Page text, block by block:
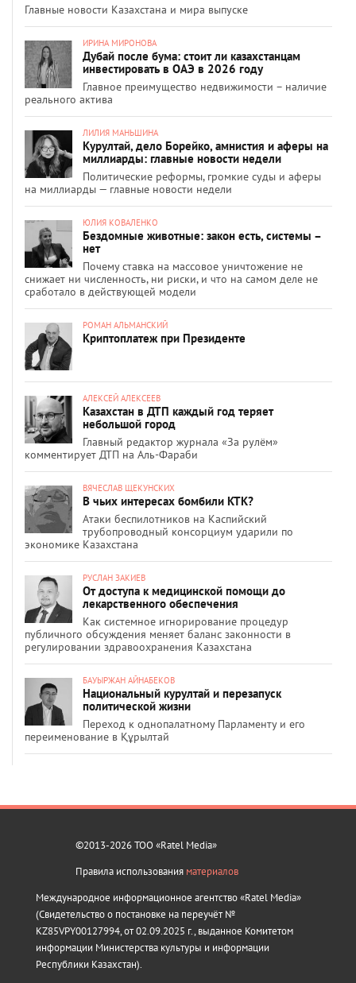
Главные новости Казахстана и мира выпуске
ИРИНА МИРОНОВА
Дубай после бума: стоит ли казахстанцам
инвестировать в ОАЭ в 2026 году
Главное преимущество недвижимости – наличие
реального актива
ЛИЛИЯ МАНЬШИНА
Курултай, дело Борейко, амнистия и аферы на
миллиарды: главные новости недели
Политические реформы, громкие суды и аферы
на миллиарды — главные новости недели
ЮЛИЯ КОВАЛЕНКО
Бездомные животные: закон есть, системы –
нет
Почему ставка на массовое уничтожение не
снижает ни численность, ни риски, и что на самом деле не
сработало в действующей модели
РОМАН АЛЬМАНСКИЙ
Криптоплатеж при Президенте
АЛЕКСЕЙ АЛЕКСЕЕВ
Казахстан в ДТП каждый год теряет
небольшой город
Главный редактор журнала «За рулём»
комментирует ДТП на Аль-Фараби
ВЯЧЕСЛАВ ЩЕКУНСКИХ
В чьих интересах бомбили КТК?
Атаки беспилотников на Каспийский
трубопроводный консорциум ударили по
экономике Казахстана
РУСЛАН ЗАКИЕВ
От доступа к медицинской помощи до
лекарственного обеспечения
Как системное игнорирование процедур
публичного обсуждения меняет баланс законности в
регулировании здравоохранения Казахстана
БАУЫРЖАН АЙНАБЕКОВ
Национальный курултай и перезапуск
политической жизни
Переход к однопалатному Парламенту и его
переименование в Құрылтай
©2013-2026 ТОО «Ratel Media»
Правила использования материалов
Международное информационное агентство «Ratel Media»
(Свидетельство о постановке на переучёт №
KZ85VPY00127994, от 02.09.2025 г., выданное Комитетом
информации Министерства культуры и информации
Республики Казахстан).